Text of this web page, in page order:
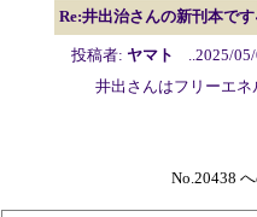
Re:井出治さんの新刊本で
投稿者: ヤマト
..2025/05/
井出さんはフリーエ
No.20438